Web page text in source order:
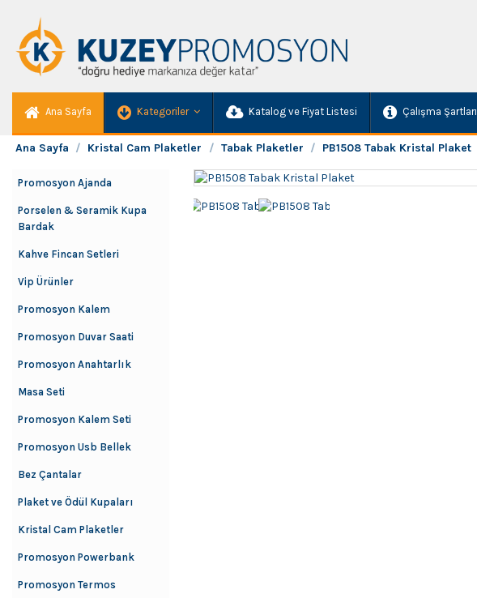
Ana Sayfa Kategoriler Katalog ve Fiyat Listesi Çalışma Şartları
Ana Sayfa Kristal Cam Plaketler Tabak Plaketler PB1508 Tabak Kristal Plaket
Promosyon Ajanda
Porselen & Seramik Kupa
Bardak
Kahve Fincan Setleri
Vip Ürünler
Promosyon Kalem
Promosyon Duvar Saati
Promosyon Anahtarlık
Masa Seti
Promosyon Kalem Seti
Promosyon Usb Bellek
Bez Çantalar
Plaket ve Ödül Kupaları
Kristal Cam Plaketler
Promosyon Powerbank
Promosyon Termos